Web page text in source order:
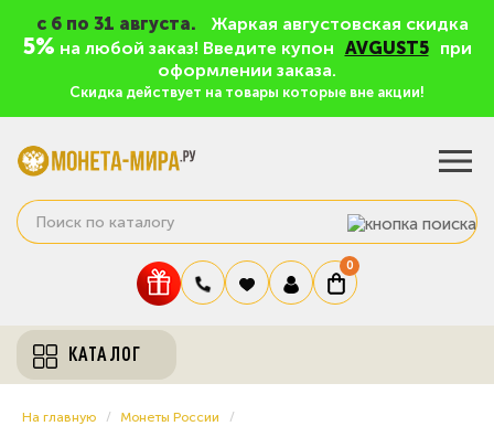
c 6 по 31 августа. Жаркая августовская скидка
5% на любой заказ! Введите купон AVGUST5
при
оформлении заказа.
Скидка действует на товары которые вне акции!
0
КАТАЛОГ
На главную Монеты России